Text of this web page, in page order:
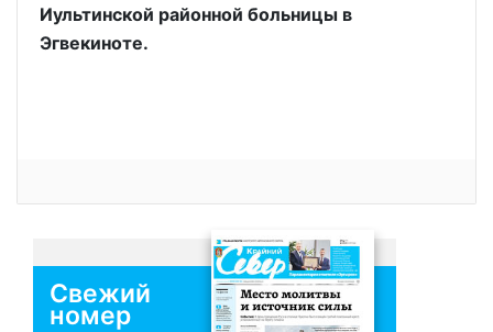
Иультинской районной больницы в
Эгвекиноте.
Свежий
номер